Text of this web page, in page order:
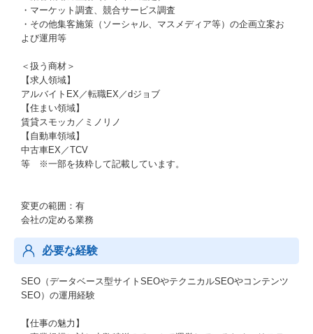
・マーケット調査、競合サービス調査
・その他集客施策（ソーシャル、マスメディア等）の企画立案お
よび運用等
＜扱う商材＞
【求人領域】
アルバイトEX／転職EX／dジョブ
【住まい領域】
賃貸スモッカ／ミノリノ
【自動車領域】
中古車EX／TCV
等 ※一部を抜粋して記載しています。
変更の範囲：有
会社の定める業務
必要な経験
SEO（データベース型サイトSEOやテクニカルSEOやコンテンツ
SEO）の運用経験
【仕事の魅力】